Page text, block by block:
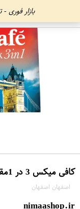
بازار
کافی میکس 3 در 1مقدار 450 گرم بسته 25 عددی مولتی کافه
اصفهان اصفهان
nimaashop.ir